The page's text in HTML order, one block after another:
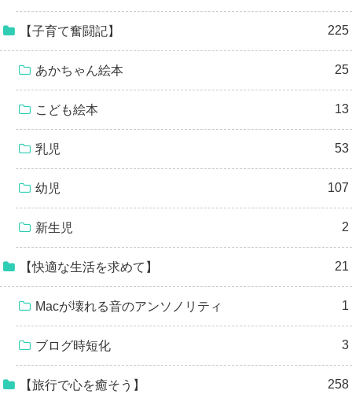
【子育て奮闘記】 225
あかちゃん絵本 25
こども絵本 13
乳児 53
幼児 107
新生児 2
【快適な生活を求めて】 21
Macが壊れる音のアンソノリティ 1
ブログ時短化 3
【旅行で心を癒そう】 258